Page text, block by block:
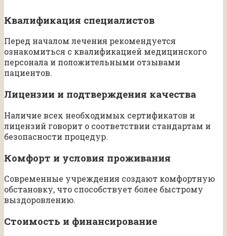
Квалификация специалистов
Перед началом лечения рекомендуется
ознакомиться с квалификацией медицинского
персонала и положительными отзывами
пациентов.
Лицензии и подтверждения качества
Наличие всех необходимых сертификатов и
лицензий говорит о соответствии стандартам и
безопасности процедур.
Комфорт и условия проживания
Современные учреждения создают комфортную
обстановку, что способствует более быстрому
выздоровлению.
Стоимость и финансирование